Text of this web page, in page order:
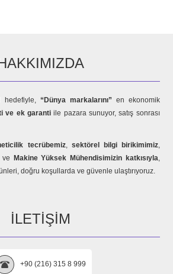
hedefiyle, “Dünya markalarını” en ekonomik
ve ek garanti ile pazara sunuyor, satış sonrası
tecrübemiz, sektörel bilgi birikimimiz,
ve Makine Yüksek Mühendisimizin katkısıyla,
doğru koşullarda ve güvenle ulaştırıyoruz.
İLETIŞIM
+90 (216) 315 8 999